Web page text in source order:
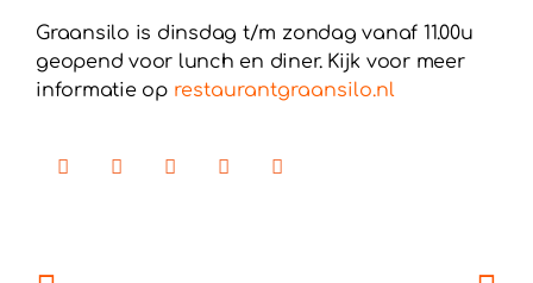
Graansilo is dinsdag t/m zondag vanaf 11.00u
geopend voor lunch en diner. Kijk voor meer
informatie op restaurantgraansilo.nl